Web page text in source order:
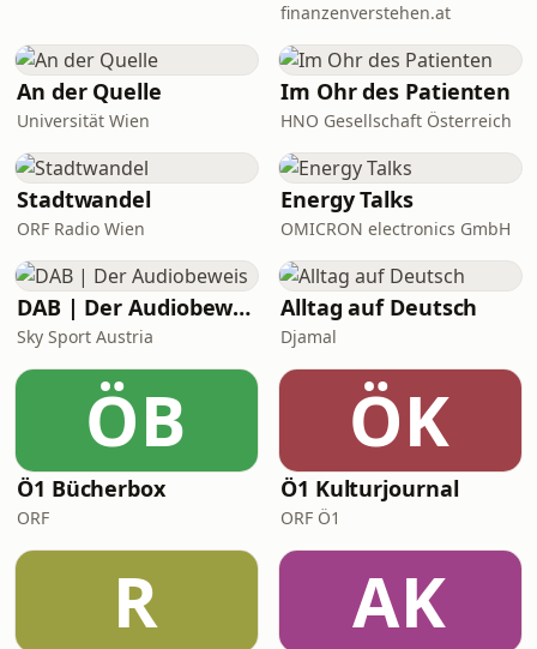
finanzenverstehen.at
An der Quelle
Universität Wien
Im Ohr des Patienten
HNO Gesellschaft Österreich
Stadtwandel
ORF Radio Wien
Energy Talks
OMICRON electronics GmbH
DAB | Der Audiobeweis
Sky Sport Austria
Alltag auf Deutsch
Djamal
ÖB
Ö1 Bücherbox
ORF
ÖK
Ö1 Kulturjournal
ORF Ö1
R AK